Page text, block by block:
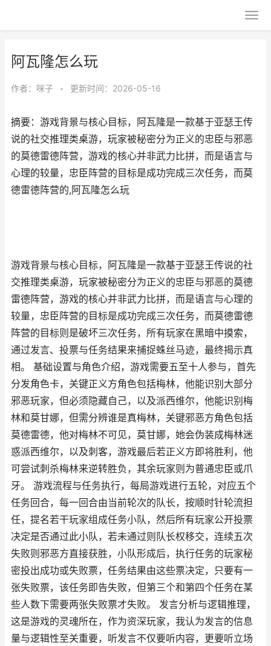
阿瓦隆怎么玩
作者： 咪子 • 更新时间：2026-05-16
摘要：游戏背景与核心目标，阿瓦隆是一款基于亚瑟王传
说的社交推理类桌游，玩家被秘密分为正义的忠臣与邪恶
的莫德雷德阵营，游戏的核心并非武力比拼，而是语言与
心理的较量，忠臣阵营的目标是成功完成三次任务，而莫
德雷德阵营的,阿瓦隆怎么玩
游戏背景与核心目标，阿瓦隆是一款基于亚瑟王传说的社
交推理类桌游，玩家被秘密分为正义的忠臣与邪恶的莫德
雷德阵营，游戏的核心并非武力比拼，而是语言与心理的
较量，忠臣阵营的目标是成功完成三次任务，而莫德雷德
阵营的目标则是破坏三次任务，所有玩家在黑暗中摸索，
通过发言、投票与任务结果来捕捉蛛丝马迹，最终揭示真
相。 基础设置与角色介绍，游戏需要五至十人参与，首先
分发角色卡，关键正义方角色包括梅林，他能识别大部分
邪恶玩家，但必须隐藏自己，以及派西维尔，他能识别梅
林和莫甘娜，但需分辨谁是真梅林，关键邪恶方角色包括
莫德雷德，他对梅林不可见，莫甘娜，她会伪装成梅林迷
惑派西维尔，以及刺客，游戏最后若正义方即将胜利，他
可尝试刺杀梅林来逆转胜负，其余玩家则为普通忠臣或爪
牙。 游戏流程与任务执行，每局游戏进行五轮，对应五个
任务回合，每一回合由当前轮次的队长，按顺时针轮流担
任，提名若干玩家组成任务小队，然后所有玩家公开投票
决定是否通过此小队，若未通过则队长权移交，连续五次
失败则邪恶方直接获胜，小队形成后，执行任务的玩家秘
密投出成功或失败票，任务结果由这些票决定，只要有一
张失败票，该任务即告失败，但第三个和第四个任务在某
些人数下需要两张失败票才失败。 发言分析与逻辑推理，
这是游戏的灵魂所在，作为资深玩家，我认为发言的信息
量与逻辑性至关重要，听发言不仅要听内容，更要听立场